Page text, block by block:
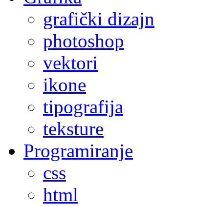
grafički dizajn
photoshop
vektori
ikone
tipografija
teksture
Programiranje
css
html